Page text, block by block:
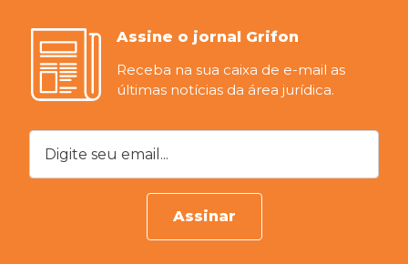
Assine o jornal Grifon
Receba na sua caixa de e-mail as
últimas notícias da área jurídica.
Digite seu email...
Assinar